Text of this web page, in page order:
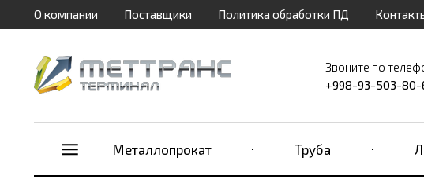
О компании Поставщики Политика обработки ПД
Звоните по
+998-93-503-80-
Металлопрокат Труба